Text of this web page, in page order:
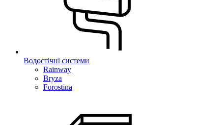
Водостічні системи
Rainway
Bryza
Forostina